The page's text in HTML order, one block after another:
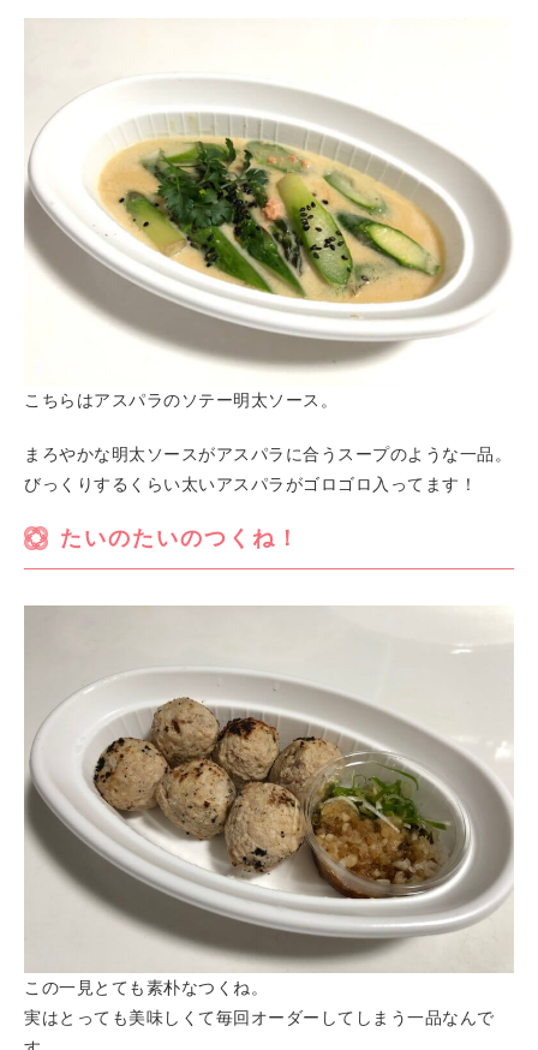
こちらはアスパラのソテー明太ソース。
まろやかな明太ソースがアスパラに合うスープのような一品。
びっくりするくらい太いアスパラがゴロゴロ入ってます！
たいのたいのつくね！
この一見とても素朴なつくね。
実はとっても美味しくて毎回オーダーしてしまう一品なんで